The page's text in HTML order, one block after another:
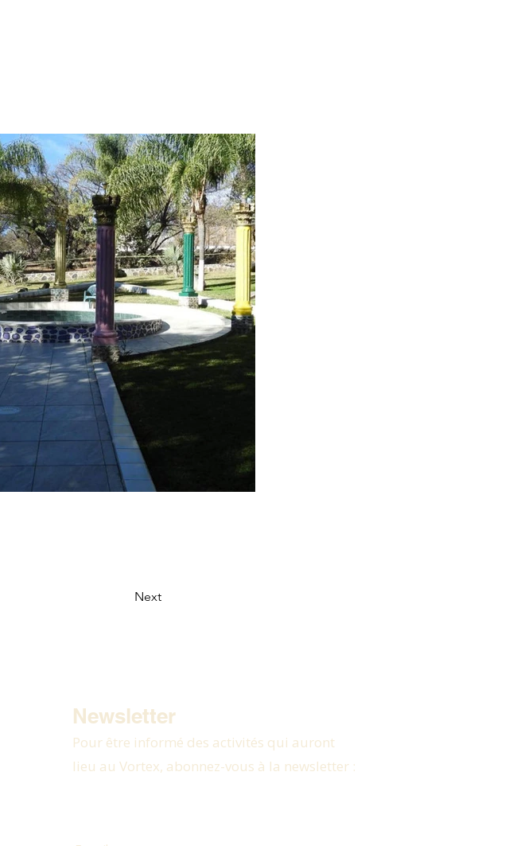
Next
Newsletter
Pour être informé des activités qui auront
lieu au Vortex, abonnez-vous à la newsletter :